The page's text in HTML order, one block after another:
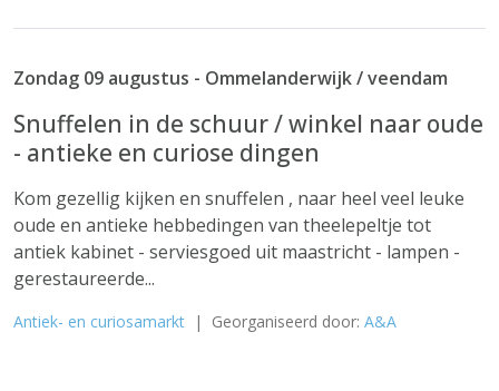
Zondag 09 augustus - Ommelanderwijk / veendam
Snuffelen in de schuur / winkel naar oude
- antieke en curiose dingen
Kom gezellig kijken en snuffelen , naar heel veel leuke
oude en antieke hebbedingen van theelepeltje tot
antiek kabinet - serviesgoed uit maastricht - lampen -
gerestaureerde...
Antiek- en curiosamarkt | Georganiseerd door: A&A